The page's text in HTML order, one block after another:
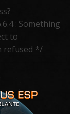
: Something
to
refused */